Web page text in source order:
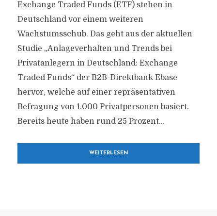
Exchange Traded Funds (ETF) stehen in
Deutschland vor einem weiteren
Wachstumsschub. Das geht aus der aktuellen
Studie „Anlageverhalten und Trends bei
Privatanlegern in Deutschland: Exchange
Traded Funds“ der B2B-Direktbank Ebase
hervor, welche auf einer repräsentativen
Befragung von 1.000 Privatpersonen basiert.
Bereits heute haben rund 25 Prozent...
WEITERLESEN